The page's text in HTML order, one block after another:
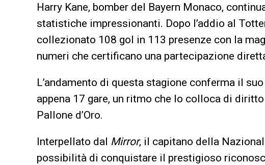
Harry Kane, bomber del Bayern Monaco,
statistiche impressionanti. Dopo l’addio al
collezionato 108 gol in 113 presenze con la
numeri che certificano una partecipazione
L’andamento di questa stagione conferma il
appena 17 gare, un ritmo che lo colloca di
Pallone d’Oro.
Interpellato dal Mirror, il capitano della
possibilità di conquistare il prestigioso